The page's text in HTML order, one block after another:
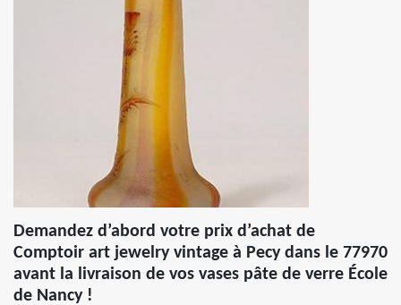
Demandez d’abord votre prix d’achat de
Comptoir art jewelry vintage à Pecy dans le 77970
avant la livraison de vos vases pâte de verre École
de Nancy !